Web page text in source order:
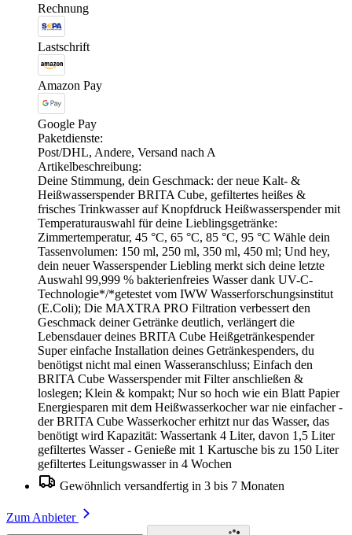
Rechnung
Lastschrift
Amazon Pay
Google Pay
Paketdienste:
Post/DHL, Andere, Versand nach A
Artikelbeschreibung:
Deine Stimmung, dein Geschmack: der neue Kalt- &
Heißwasserspender BRITA Cube, gefiltertes heißes &
frisches Trinkwasser auf Knopfdruck Heißwasserspender mit
Temperaturauswahl für deine Lieblingsgetränke:
Zimmertemperatur, 45 °C, 65 °C, 85 °C, 95 °C Wähle dein
Tassenvolumen: 150 ml, 250 ml, 350 ml, 450 ml; Und hey,
dein neuer Wasserspender Liebling merkt sich deine letzte
Auswahl 99,999 % bakterienfreies Wasser dank UV-C-
Technologie*/*getestet vom IWW Wasserforschungsinstitut
(E.Coli); Die MAXTRA PRO Filtration verbessert den
Geschmack deiner Getränke deutlich, verlängert die
Lebensdauer deines BRITA Cube Heißgetränkespender
Super einfache Installation deines Getränkespenders, du
benötigst nicht mal einen Wasseranschluss; Einfach den
BRITA Cube Wasserspender mit Filter anschließen &
loslegen; Klein & kompakt; Nur so hoch wie ein Blatt Papier
Energiesparen mit dem Heißwasserkocher war nie einfacher -
der BRITA Cube Wasserkocher erhitzt nur das Wasser, das
benötigt wird Kapazität: Wassertank 4 Liter, davon 1,5 Liter
gefiltertes Wasser - Genieße mit 1 Kartusche bis zu 150 Liter
gefiltertes Leitungswasser in 4 Wochen
Gewöhnlich versandfertig in 3 bis 7 Monaten
Zum Anbieter